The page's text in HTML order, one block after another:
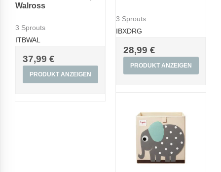
Walross
3 Sprouts
ITBWAL
37,99 €
PRODUKT ANZEIGEN
3 Sprouts
IBXDRG
28,99 €
PRODUKT ANZEIGEN